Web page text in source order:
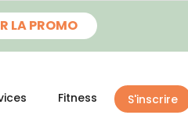
LA PROMO
Fitness S'inscrire